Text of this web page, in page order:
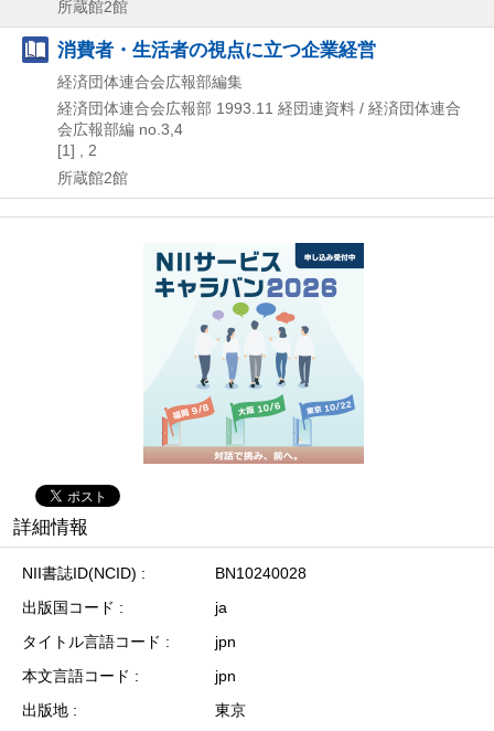
所蔵館2館
消費者・生活者の視点に立つ企業経営
経済団体連合会広報部編集
経済団体連合会広報部 1993.11 経団連資料 / 経済団体連合
会広報部編 no.3, 4
[1] , 2
所蔵館2館
詳細情報
NII書誌ID(NCID)
BN10240028
出版国コード
ja
タイトル言語コード
jpn
本文言語コード
jpn
出版地
東京